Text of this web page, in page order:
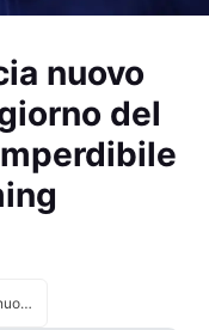
nuovo
del
Devolver annuncia nuovo gioco in uscita il giorno del debutto di GTA 6 imperdibile novità gaming